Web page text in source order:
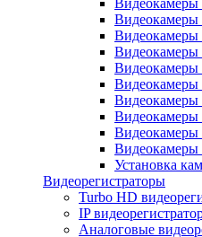
Видеокамеры
Видеокамеры
Видеокамеры
Установка
Видеорегистраторы
Turbo HD
IP
Аналоговые